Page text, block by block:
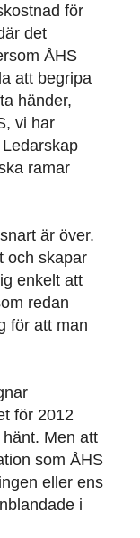
för
det
ÅHS
att begripa
händer,
vi har
ramar
är över.
och skapar
enkelt att
redan
för att man
för 2012
Men att
som ÅHS
eller ens
i